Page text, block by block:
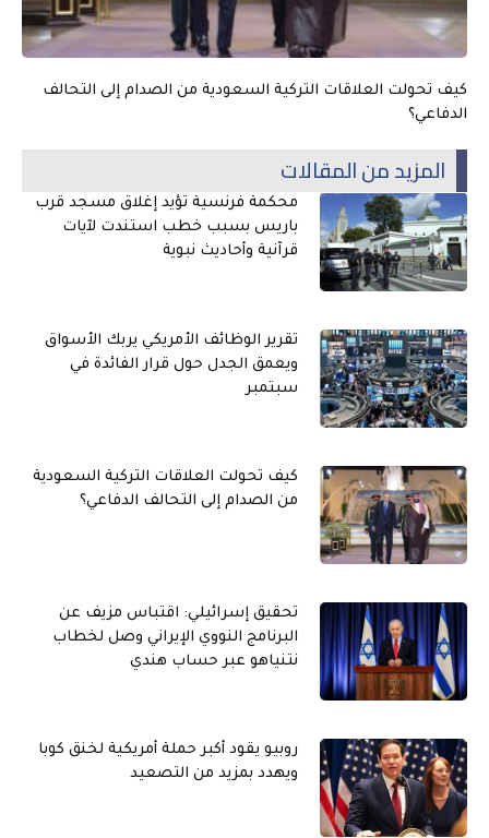
كيف تحولت العلاقات التركية السعودية من الصدام إلى التحالف
الدفاعي؟
المزيد من المقالات
محكمة فرنسية تؤيد إغلاق مسجد قرب
باريس بسبب خطب استندت لآيات
قرآنية وأحاديث نبوية
تقرير الوظائف الأمريكي يربك الأسواق
ويعمق الجدل حول قرار الفائدة في
سبتمبر
كيف تحولت العلاقات التركية السعودية
من الصدام إلى التحالف الدفاعي؟
تحقيق إسرائيلي: اقتباس مزيف عن
البرنامج النووي الإيراني وصل لخطاب
نتنياهو عبر حساب هندي
روبيو يقود أكبر حملة أمريكية لخنق كوبا
ويهدد بمزيد من التصعيد